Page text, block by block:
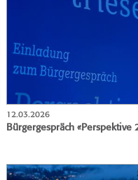
12.03.2026
Bürgergespräch «Perspektive